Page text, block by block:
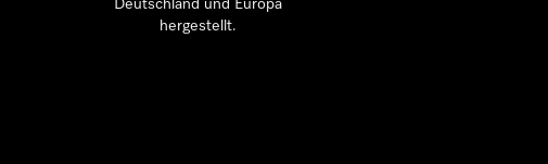
Deutschland und Europa
hergestellt.